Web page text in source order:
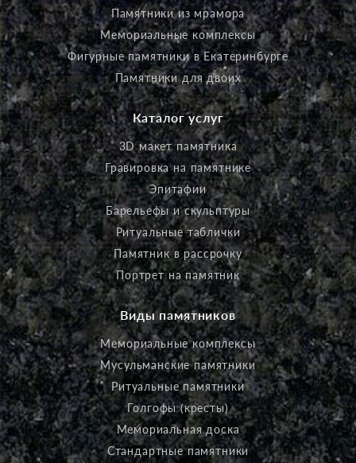
Памятники из мрамора
Мемориальные комплексы
Фигурные памятники в Екатеринбурге
Памятники для двоих
Каталог услуг
3D макет памятника
Гравировка на памятнике
Эпитафии
Барельефы и скульптуры
Ритуальные таблички
Памятник в рассрочку
Портрет на памятник
Виды памятников
Мемориальные комплексы
Мусульманские памятники
Ритуальные памятники
Голгофы (кресты)
Мемориальная доска
Стандартные памятники